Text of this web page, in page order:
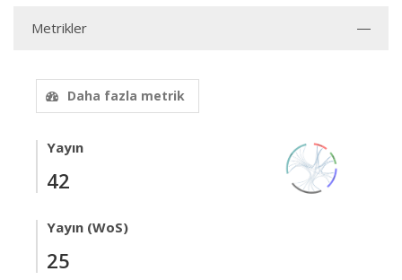
Metrikler
Daha fazla metrik
Yayın
42
Yayın (WoS)
25